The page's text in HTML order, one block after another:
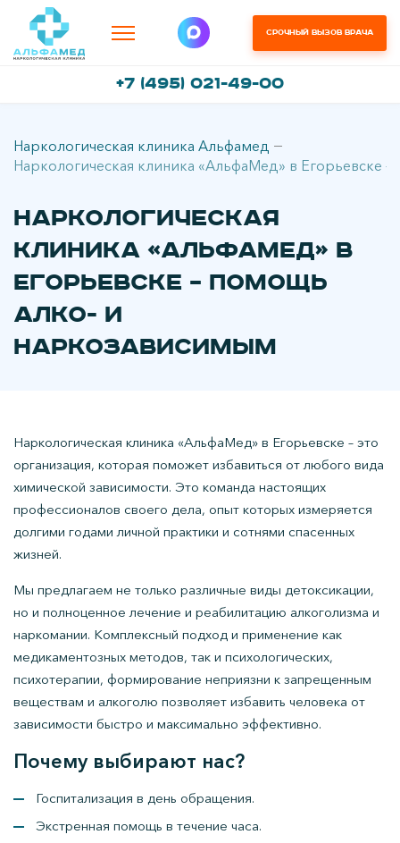
Срочный вызов врача
+7 (495) 021-49-00
Наркологическая клиника Альфамед
Наркологическая клиника «АльфаМед» в Егорьевске
Наркологическая
клиника «АльфаМед» в
Егорьевске – помощь
алко- и
наркозависимым
Наркологическая клиника «АльфаМед» в Егорьевске – это
организация, которая поможет избавиться от любого вида
химической зависимости. Это команда настоящих
профессионалов своего дела, опыт которых измеряется
долгими годами личной практики и сотнями спасенных
жизней.
Мы предлагаем не только различные виды детоксикации,
но и полноценное лечение и реабилитацию алкоголизма и
наркомании. Комплексный подход и применение как
медикаментозных методов, так и психологических,
психотерапии, формирование неприязни к запрещенным
веществам и алкоголю позволяет избавить человека от
зависимости быстро и максимально эффективно.
Почему выбирают нас?
Госпитализация в день обращения.
Экстренная помощь в течение часа.